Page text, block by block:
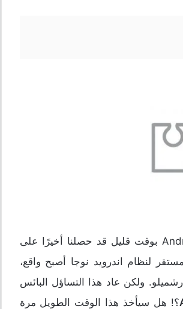
ولكن قبل إطلاق الإصدار الأخير من نظام Android 8.0 Oreo بوقت قليل قد حصلنا أخيرًا على
لنظام اندرويد نوجا أصبح واقع،
ولكن عاد هذا التساؤل البائس
؟! هل سيأخذ هذا الوقت الطويل مرة